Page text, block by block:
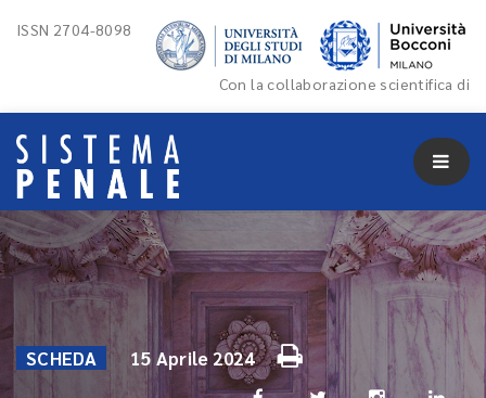
ISSN 2704-8098
Con la collaborazione scientifica di
SCHEDA 15 Aprile 2024